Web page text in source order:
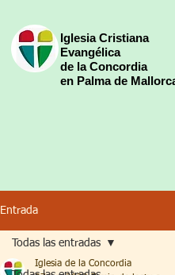
Iglesia Cristiana
Evangélica
de la Concordia
en Palma de
Entrada
Todas las entradas
Iglesia de la Concordia